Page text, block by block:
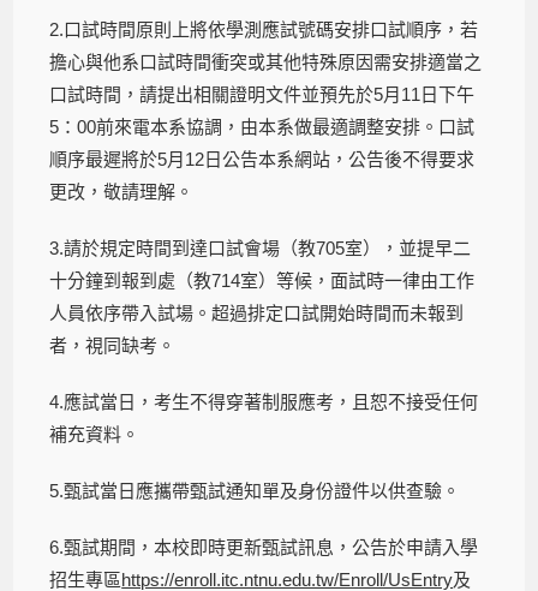
2.口試時間原則上將依學測應試號碼安排口試順序，若
擔心與他系口試時間衝突或其他特殊原因需安排適當之
口試時間，請提出相關證明文件並預先於5月11日下午
5：00前來電本系協調，由本系做最適調整安排。口試
順序最遲將於5月12日公告本系網站，公告後不得要求
更改，敬請理解。
3.請於規定時間到達口試會場（教705室），並提早二
十分鐘到報到處（教714室）等候，面試時一律由工作
人員依序帶入試場。超過排定口試開始時間而未報到
者，視同缺考。
4.應試當日，考生不得穿著制服應考，且恕不接受任何
補充資料。
5.甄試當日應攜帶甄試通知單及身份證件以供查驗。
6.甄試期間，本校即時更新甄試訊息，公告於申請入學
招生專區https://enroll.itc.ntnu.edu.tw/Enroll/UsEntry及